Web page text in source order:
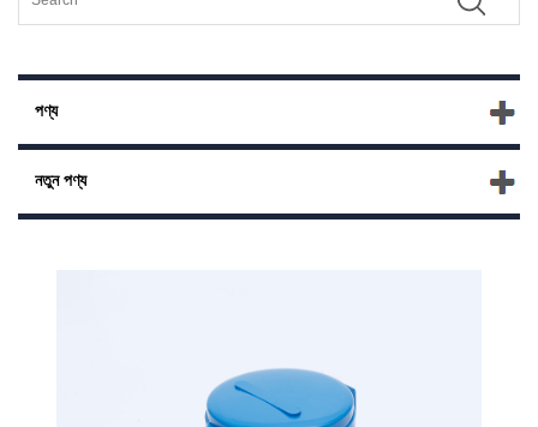
পণ্য
নতুন পণ্য